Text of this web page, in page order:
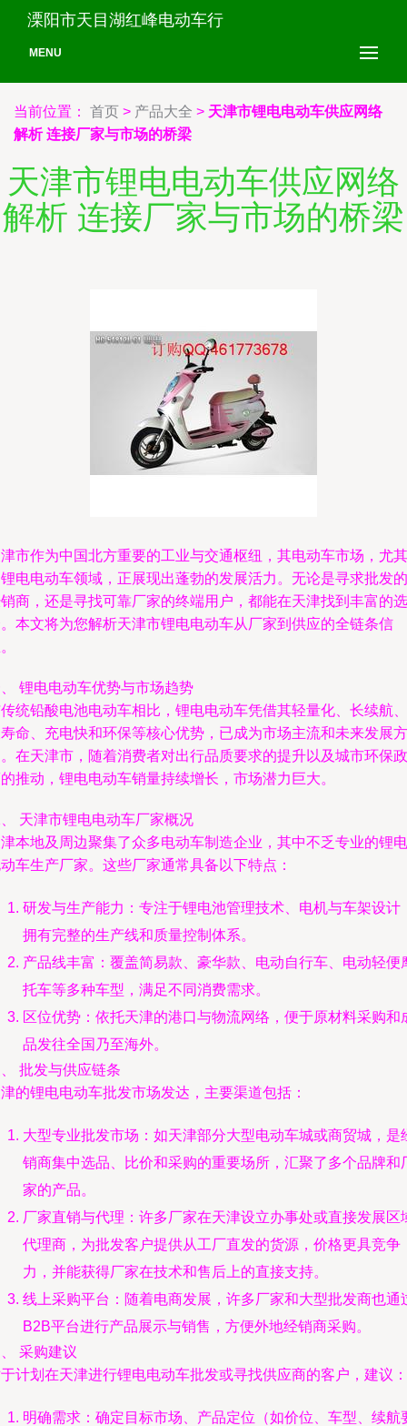
溧阳市天目湖红峰电动车行
MENU
当前位置： 首页 > 产品大全 > 天津市锂电电动车供应网络
解析 连接厂家与市场的桥梁
天津市锂电电动车供应网络
解析 连接厂家与市场的桥梁
市作为中国北方重要的工业与交通枢纽，其电动车市场，尤其
电电动车领域，正展现出蓬勃的发展活力。无论是寻求批发的
商，还是寻找可靠厂家的终端用户，都能在天津找到丰富的选
本文将为您解析天津市锂电电动车从厂家到供应的全链条信
锂电电动车优势与市场趋势
统铅酸电池电动车相比，锂电电动车凭借其轻量化、长续航、
命、充电快和环保等核心优势，已成为市场主流和未来发展方
在天津市，随着消费者对出行品质要求的提升以及城市环保政
推动，锂电电动车销量持续增长，市场潜力巨大。
天津市锂电电动车厂家概况
本地及周边聚集了众多电动车制造企业，其中不乏专业的锂电
车生产厂家。这些厂家通常具备以下特点：
研发与生产能力：专注于锂电池管理技术、电机与车架设计
拥有完整的生产线和质量控制体系。
产品线丰富：覆盖简易款、豪华款、电动自行车、电动轻便
托车等多种车型，满足不同消费需求。
区位优势：依托天津的港口与物流网络，便于原材料采购和
品发往全国乃至海外。
批发与供应链条
的锂电电动车批发市场发达，主要渠道包括：
大型专业批发市场：如天津部分大型电动车城或商贸城，是
销商集中选品、比价和采购的重要场所，汇聚了多个品牌和
家的产品。
厂家直销与代理：许多厂家在天津设立办事处或直接发展区
代理商，为批发客户提供从工厂直发的货源，价格更具竞争
力，并能获得厂家在技术和售后上的直接支持。
线上采购平台：随着电商发展，许多厂家和大型批发商也通
B2B平台进行产品展示与销售，方便外地经销商采购。
采购建议
计划在天津进行锂电电动车批发或寻找供应商的客户，建议：
明确需求：确定目标市场、产品定位（如价位、车型、续航